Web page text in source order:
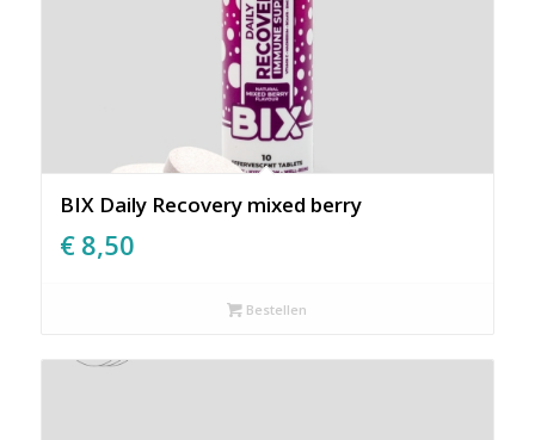
BIX Daily Recovery mixed berry
€ 8,50
Bestellen